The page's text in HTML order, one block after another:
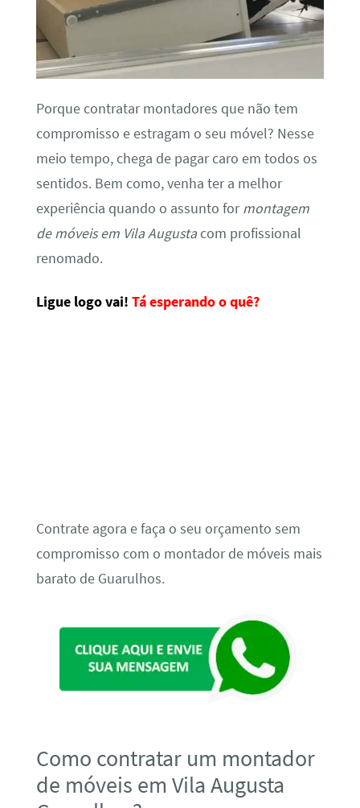
Porque contratar montadores que não tem
compromisso e estragam o seu móvel? Nesse
meio tempo, chega de pagar caro em todos os
sentidos. Bem como, venha ter a melhor
experiência quando o assunto formontagem
de móveis em Vila Augustacom profissional
renomado.
Ligue logo vai! Tá esperando o quê?
Contrate agora e faça o seu orçamento sem
compromisso com o montador de móveis mais
barato de Guarulhos.
Como contratar um montador
de móveis em Vila Augusta